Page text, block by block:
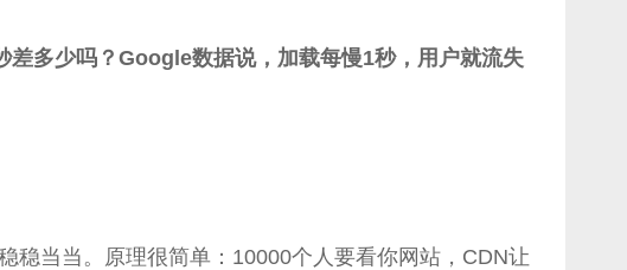
差多少吗？Google数据说，加载每慢1秒，用户就流失
稳当当。原理很简单：10000个人要看你网站，CDN让